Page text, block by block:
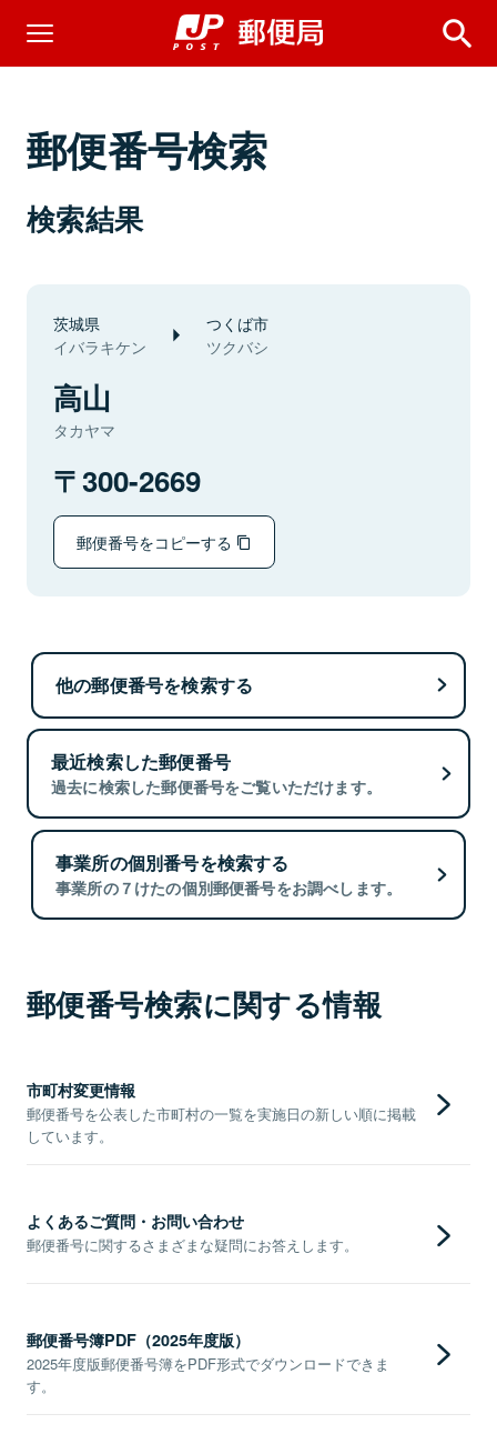
郵便番号検索
検索結果
茨城県
イバラキケン
つくば市
ツクバシ
高山
タカヤマ
300-2669
郵便番号をコピーする
他の郵便番号を検索する
最近検索した郵便番号
過去に検索した郵便番号をご覧いただけます。
事業所の個別番号を検索する
事業所の７けたの個別郵便番号をお調べします。
郵便番号検索に関する情報
市町村変更情報
郵便番号を公表した市町村の一覧を実施日の新しい順に掲載
しています。
よくあるご質問・お問い合わせ
郵便番号に関するさまざまな疑問にお答えします。
郵便番号簿PDF（2025年度版）
2025年度版郵便番号簿をPDF形式でダウンロードできま
す。